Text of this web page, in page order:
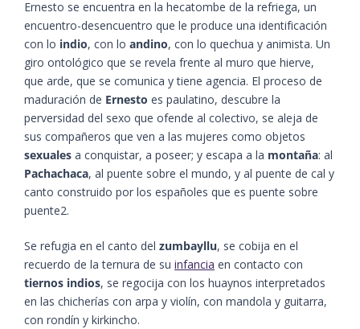
Ernesto se encuentra en la hecatombe de la refriega, un
encuentro-desencuentro que le produce una identificación
con lo indio, con lo andino, con lo quechua y animista. Un
giro ontológico que se revela frente al muro que hierve,
que arde, que se comunica y tiene agencia. El proceso de
maduración de Ernesto es paulatino, descubre la
perversidad del sexo que ofende al colectivo, se aleja de
sus compañeros que ven a las mujeres como objetos
sexuales a conquistar, a poseer; y escapa a la montaña: al
Pachachaca, al puente sobre el mundo, y al puente de cal y
canto construido por los españoles que es puente sobre
puente2.
Se refugia en el canto del zumbayllu, se cobija en el
recuerdo de la ternura de su infancia en contacto con
tiernos indios, se regocija con los huaynos interpretados
en las chicherías con arpa y violín, con mandola y guitarra,
con rondín y kirkincho.